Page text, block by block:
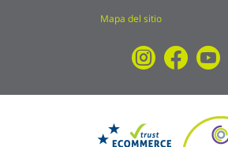
Mapa del sitio